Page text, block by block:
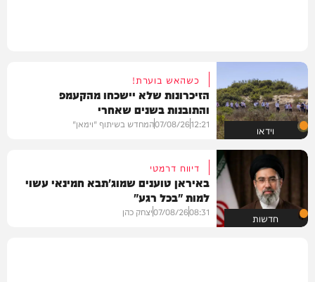
וידאו
כשהאש בוערת!
הזיכרונות שלא יישכחו מהקעמפ
והתובנות בשנים שאחרי
12:21
07/08/26המחדש בשיתוף "וימאן"
חדשות
דיווח דרמטי
באיראן טוענים שמוג'תבא חמינאי עשוי
למות "בכל רגע"
08:31
07/08/26יצחק כהן